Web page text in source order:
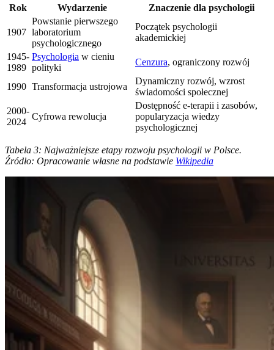
Rok Wydarzenie Znaczenie dla psychologii
1907
Powstanie pierwszego
laboratorium
psychologicznego
Początek psychologii
akademickiej
1945-
1989
Psychologia w cieniu
polityki
Cenzura, ograniczony rozwój
1990 Transformacja ustrojowa
Dynamiczny rozwój, wzrost
świadomości społecznej
2000-
2024
Cyfrowa rewolucja
Dostępność e-terapii i zasobów,
popularyzacja wiedzy
psychologicznej
Tabela 3: Najważniejsze etapy rozwoju psychologii w Polsce.
Źródło: Opracowanie własne na podstawie Wikipedia